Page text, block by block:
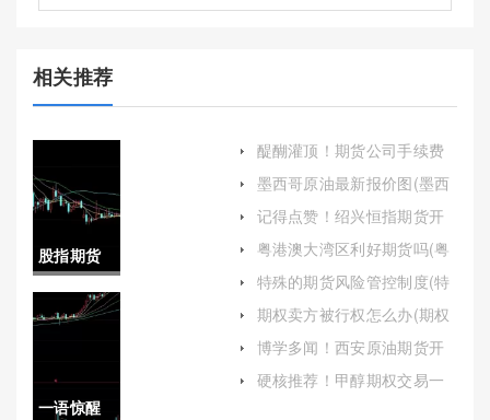
相关推荐
股指期货
限额(股指
2015)
一语惊醒
醍醐灌顶！期货公司手续费
（帮助投资者更好地理解和
应对这一成本因素）
墨西哥原油最新报价图(墨西
哥原油最新报价图表)
记得点赞！绍兴恒指期货开
户(小恒指期货正规开户)
粤港澳大湾区利好期货吗(粤
港澳大湾区利好哪些股票)
特殊的期货风险管控制度(特
殊的期货风险管控制度有哪
些)
期权卖方被行权怎么办(期权
卖方被行权准备什么)
博学多闻！西安原油期货开
户保证金（了解原油期货市
场的交易规则和风险特点）
硬核推荐！甲醇期权交易一